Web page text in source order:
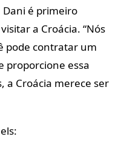
Dani é primeiro
a Croácia. “Nós
pode contratar um
proporcione essa
a Croácia merece ser